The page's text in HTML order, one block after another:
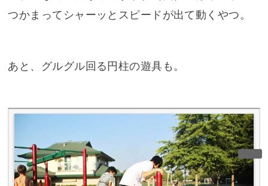
つかまってシャーッとスピードが出て動くやつ。
あと、グルグル回る円柱の遊具も。